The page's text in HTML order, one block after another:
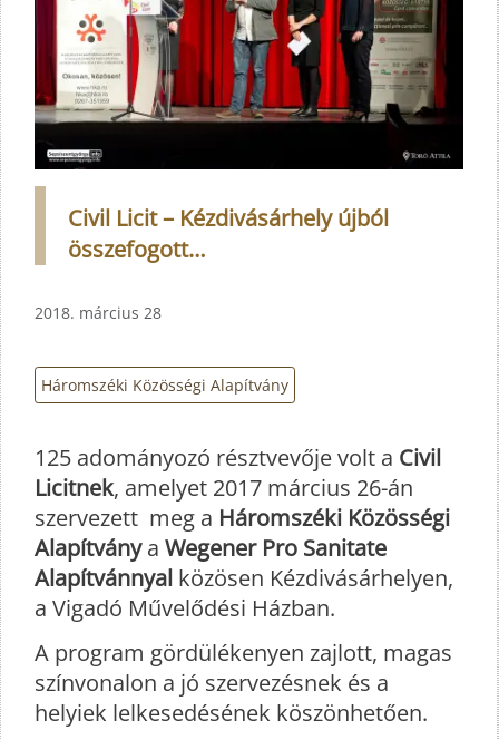
Civil Licit – Kézdivásárhely újból
összefogott…
2018. március 28
Háromszéki Közösségi Alapítvány
125 adományozó résztvevője volt a Civil
Licitnek, amelyet 2017 március 26-án
szervezett meg a Háromszéki Közösségi
Alapítványa Wegener Pro Sanitate
Alapítvánnyal közösen Kézdivásárhelyen,
a Vigadó Művelődési Házban.
A program gördülékenyen zajlott, magas
színvonalon a jó szervezésnek és a
helyiek lelkesedésének köszönhetően.